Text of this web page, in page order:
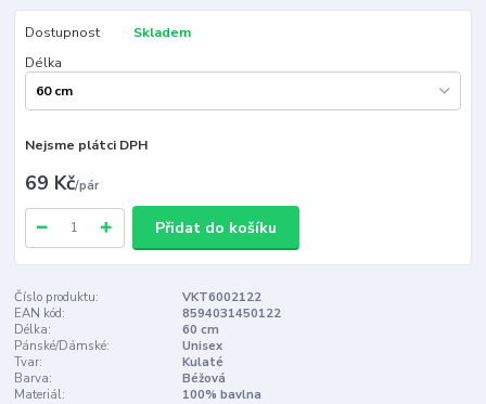
Dostupnost
Skladem
Délka
Nejsme plátci DPH
69 Kč/pár
Přidat do košíku
Číslo produktu:
VKT6002122
EAN kód:
8594031450122
Délka:
60 cm
Pánské/Dámské:
Unisex
Tvar:
Kulaté
Barva:
Béžová
Materiál:
100% bavlna